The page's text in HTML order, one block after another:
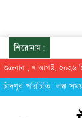
শিরোনাম:
শুক্রবার , ৭ আগস্ট, ২০২৬
চাঁদপুর পরিচিতি লঞ্চ